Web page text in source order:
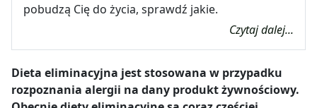
pobudzą Cię do życia, sprawdź jakie.
Czytaj dalej...
Dieta eliminacyjna jest stosowana w przypadku
rozpoznania alergii na dany produkt żywnościowy.